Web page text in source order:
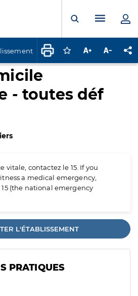
Ouvrir laMenu
Connectez-vous
Augmenter la
- toutes déf
vitale, contactez le 15. If you
a medical emergency,
(the national emergency
L'ÉTABLISSEMENT
PRATIQUES